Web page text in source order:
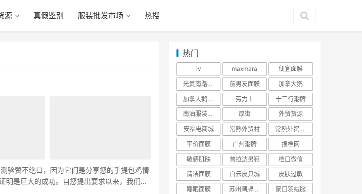
源 真假鉴别 服装批发市场 热搜
验赞不绝口，因为它们是分享您的手提包鸡情
是巨大的成功。自您提出要求以来，我们又
热门
lv maxmara
便宜面膜
光复南路潮牌
前男友面膜
加拿大鹅
加拿大鹅羽绒服
劳力士
十三行潮牌
南油服装批发市场
厚街
外贸货源
安福电商城
常熟外贸村
常熟外贸村货源
平价面膜
广州潮牌
搜档网
敏感肌肤
普拉达男鞋
档口微信
清洁面膜
白云皮具城
皮肤过敏
睡眠面膜
苏州潮牌货源
蒙口羽绒服